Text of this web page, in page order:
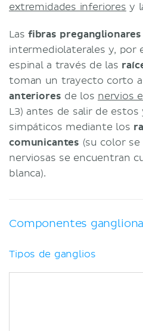
extremidades inferiores y
Las fibras preganglionares
intermediolaterales y, por
espinal a través de las
toman un trayecto corto
anteriores de los nervios
L3) antes de salir de
simpáticos mediante los
comunicantes (su color
nerviosas se encuentran
blanca).
Componentes
Tipos de ganglios